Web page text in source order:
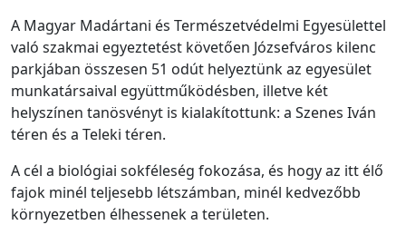
A Magyar Madártani és Természetvédelmi Egyesülettel
való szakmai egyeztetést követően Józsefváros kilenc
parkjában összesen 51 odút helyeztünk az egyesület
munkatársaival együttműködésben, illetve két
helyszínen tanösvényt is kialakítottunk: a Szenes Iván
téren és a Teleki téren.
A cél a biológiai sokféleség fokozása, és hogy az itt élő
fajok minél teljesebb létszámban, minél kedvezőbb
környezetben élhessenek a területen.